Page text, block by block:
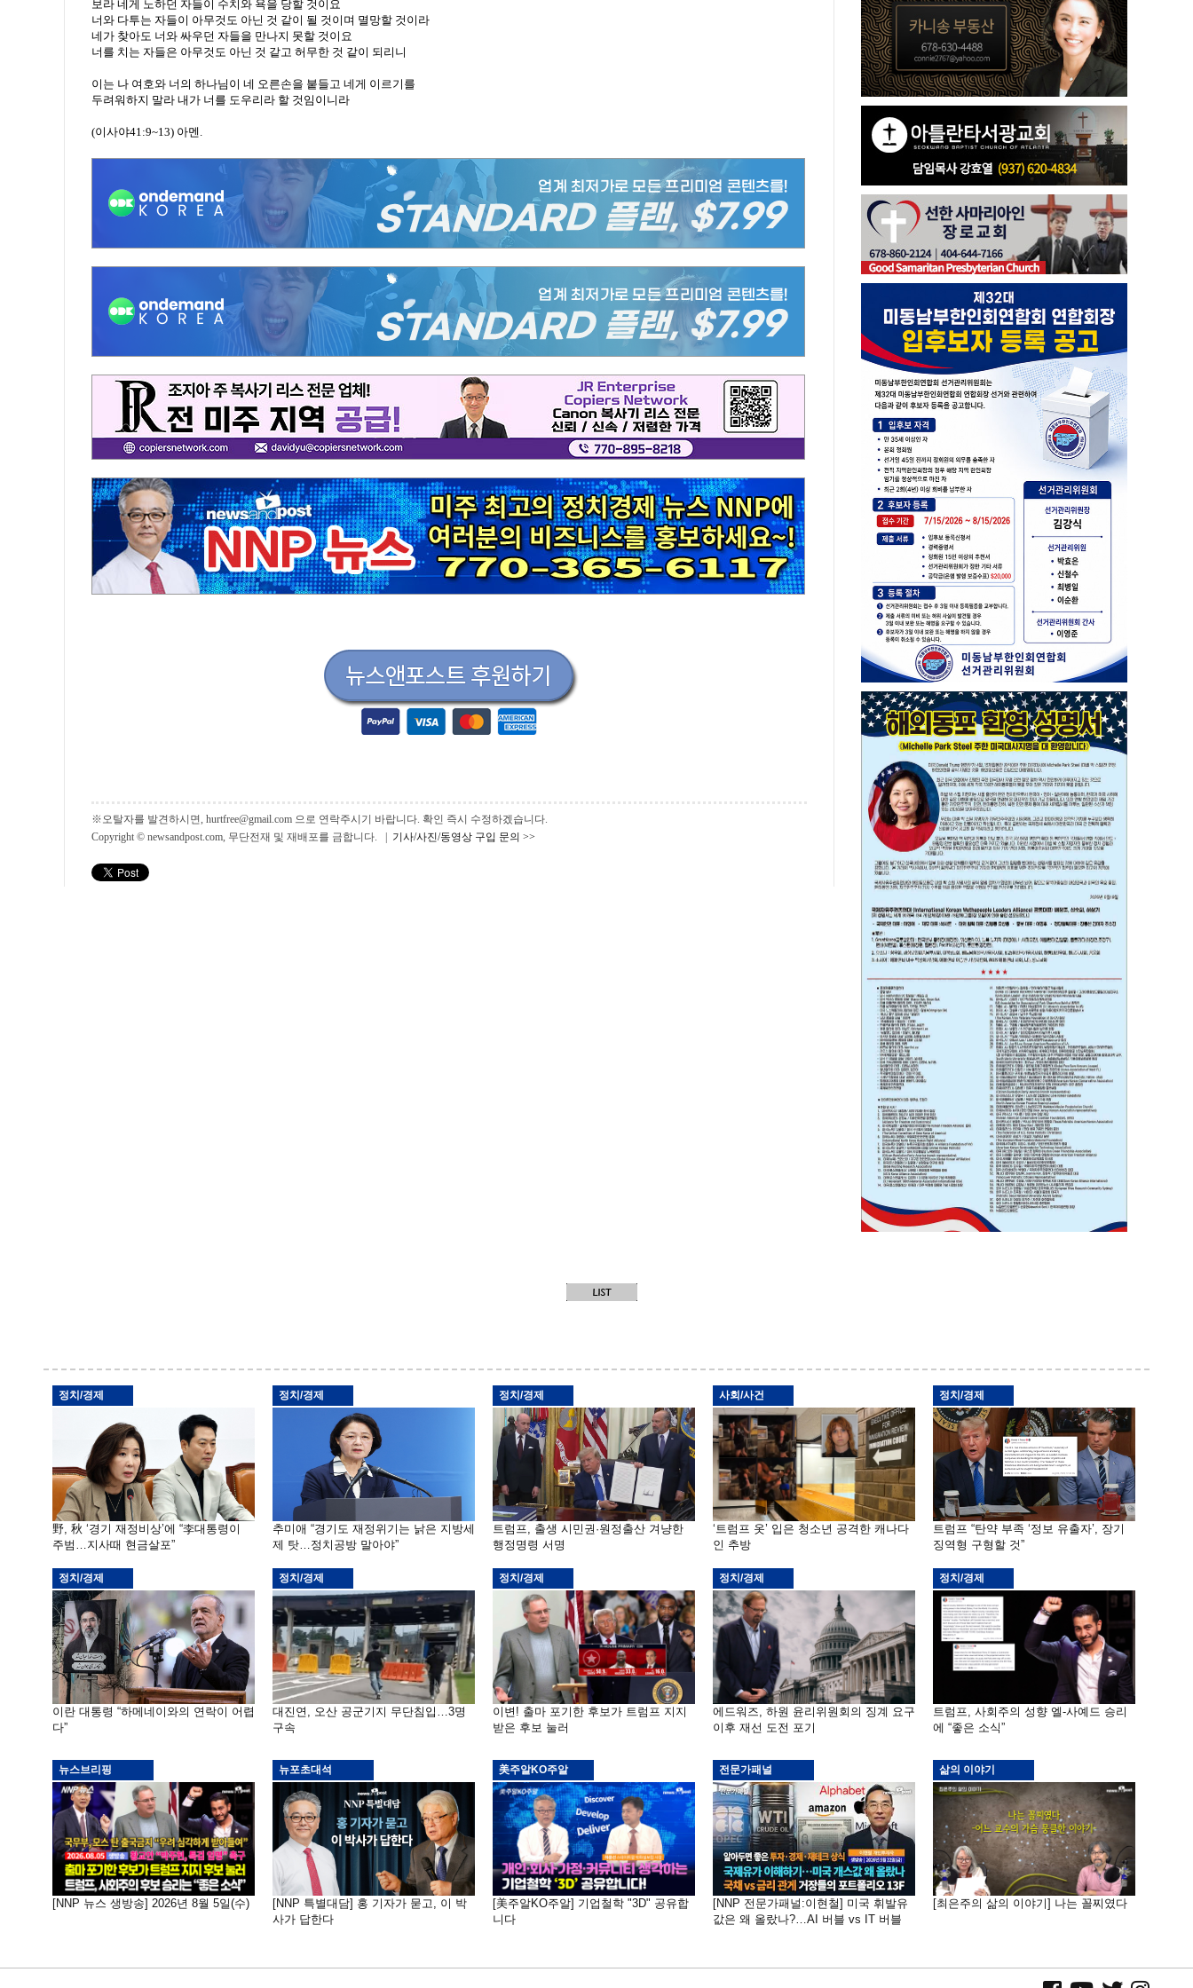
보라 네게 노하던 자들이 수치와 욕을 당할 것이요
너와 다투는 자들이 아무것도 아닌 것 같이 될 것이며 멸망할 것이라
네가 찾아도 너와 싸우던 자들을 만나지 못할 것이요
너를 치는 자들은 아무것도 아닌 것 같고 허무한 것 같이 되리니
이는 나 여호와 너의 하나님이 네 오른손을 붙들고 네게 이르기를
두려워하지 말라 내가 너를 도우리라 할 것임이니라
(이사야41:9~13) 아멘.
※오탈자를 발견하시면, hurtfree@gmail.com 으로 연락주시기 바랍니다. 확인 즉시 수정하겠습니다.
Copyright © newsandpost.com, 무단전재 및 재배포를 금합니다. | 기사/사진/동영상 구입 문의 >>
정치/경제
野, 秋 ‘경기 재정비상’에 “李대통령이
주범…지사때 현금살포”
정치/경제
추미애 “경기도 재정위기는 낡은 지방세
제 탓…정치공방 말아야”
정치/경제
트럼프, 출생 시민권·원정출산 겨냥한
행정명령 서명
사회/사건
‘트럼프 옷’ 입은 청소년 공격한 캐나다
인 추방
정치/경제
트럼프 “탄약 부족 ‘정보 유출자’, 장기
징역형 구형할 것”
정치/경제
이란 대통령 “하메네이와의 연락이 어렵
다”
정치/경제
대진연, 오산 공군기지 무단침입…3명
구속
정치/경제
이변! 출마 포기한 후보가 트럼프 지지
받은 후보 눌러
정치/경제
에드워즈, 하원 윤리위원회의 징계 요구
이후 재선 도전 포기
정치/경제
트럼프, 사회주의 성향 엘-사예드 승리
에 “좋은 소식”
뉴스브리핑
[NNP 뉴스 생방송] 2026년 8월 5일(수)
뉴포초대석
[NNP 특별대담] 홍 기자가 묻고, 이 박
사가 답한다
美주알KO주알
[美주알KO주알] 기업철학 "3D" 공유합
니다
전문가패널
[NNP 전문가패널:이현철] 미국 휘발유
값은 왜 올랐나?…AI 버블 vs IT 버블
삶의 이야기
[최은주의 삶의 이야기] 나는 꼴찌였다